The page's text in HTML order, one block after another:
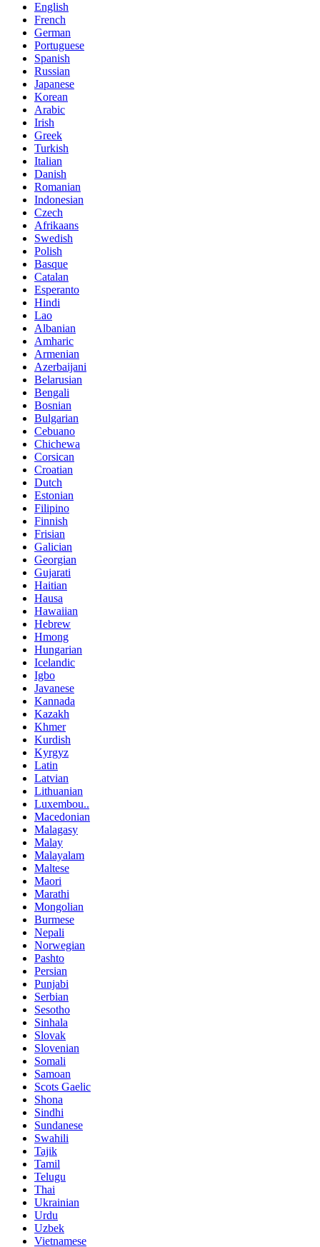
English
French
German
Portuguese
Spanish
Russian
Japanese
Korean
Arabic
Irish
Greek
Turkish
Italian
Danish
Romanian
Indonesian
Czech
Afrikaans
Swedish
Polish
Basque
Catalan
Esperanto
Hindi
Lao
Albanian
Amharic
Armenian
Azerbaijani
Belarusian
Bengali
Bosnian
Bulgarian
Cebuano
Chichewa
Corsican
Croatian
Dutch
Estonian
Filipino
Finnish
Frisian
Galician
Georgian
Gujarati
Haitian
Hausa
Hawaiian
Hebrew
Hmong
Hungarian
Icelandic
Igbo
Javanese
Kannada
Kazakh
Khmer
Kurdish
Kyrgyz
Latin
Latvian
Lithuanian
Luxembou..
Macedonian
Malagasy
Malay
Malayalam
Maltese
Maori
Marathi
Mongolian
Burmese
Nepali
Norwegian
Pashto
Persian
Punjabi
Serbian
Sesotho
Sinhala
Slovak
Slovenian
Somali
Samoan
Scots Gaelic
Shona
Sindhi
Sundanese
Swahili
Tajik
Tamil
Telugu
Thai
Ukrainian
Urdu
Uzbek
Vietnamese